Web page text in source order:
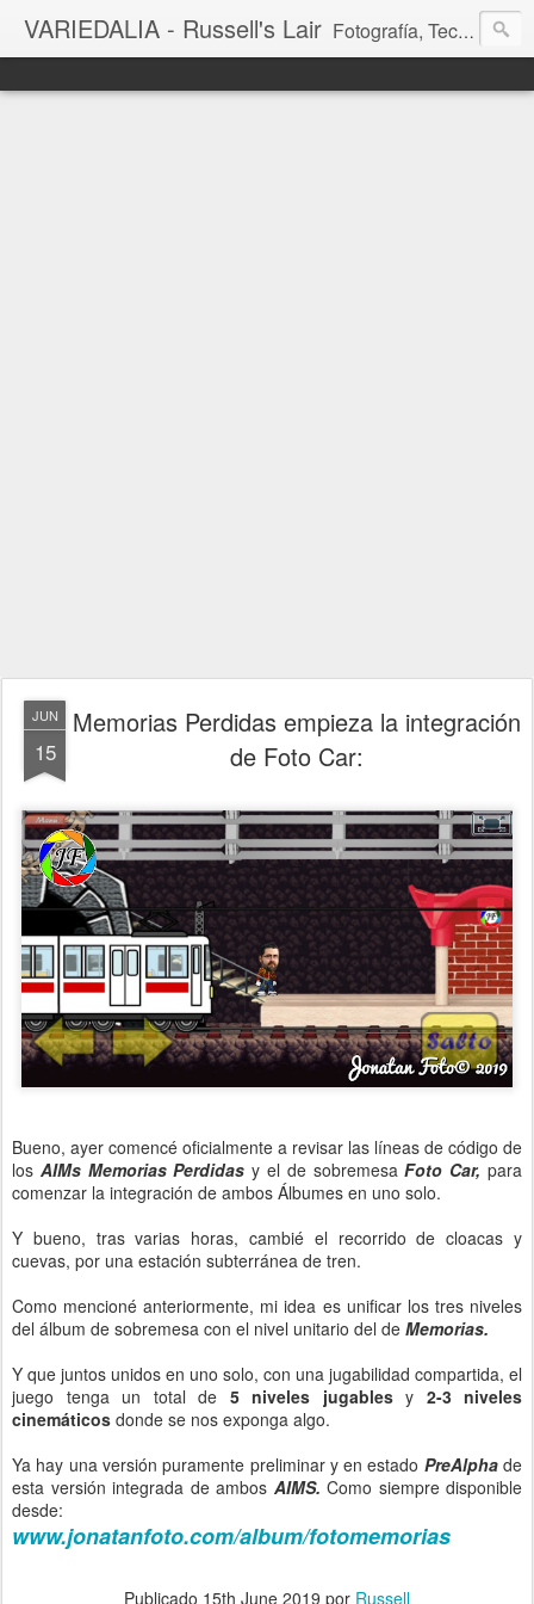
VARIEDALIA - Russell's Lair Fotografía, Tecnología, Cine y Videojuegos en un Blog Multitemática. El rinconcito del creador de FotoMuseo 3D y Left 4 SGC.
JUN
15
Memorias Perdidas empieza la integración
de Foto Car:
Bueno, ayer comencé oficialmente a revisar las líneas de código de
los AIMs Memorias Perdidas y el de sobremesaFoto Car, para
comenzar la integración de ambos Álbumes en uno solo.
Y bueno, tras varias horas, cambié el recorrido de cloacas y
cuevas, por una estación subterránea de tren.
Como mencioné anteriormente, mi idea es unificar los tres niveles
del álbum de sobremesa con el nivel unitario del de Memorias.
Y que juntos unidos en uno solo, con una jugabilidad compartida, el
juego tenga un total de 5 niveles jugablesy 2-3 niveles
cinemáticos donde se nos exponga algo.
Ya hay una versión puramente preliminar y en estado PreAlphade
esta versión integrada de ambos AIMS. Como siempre disponible
desde:
www.jonatanfoto.com/album/fotomemorias
Publicado 15th June 2019 por Russell